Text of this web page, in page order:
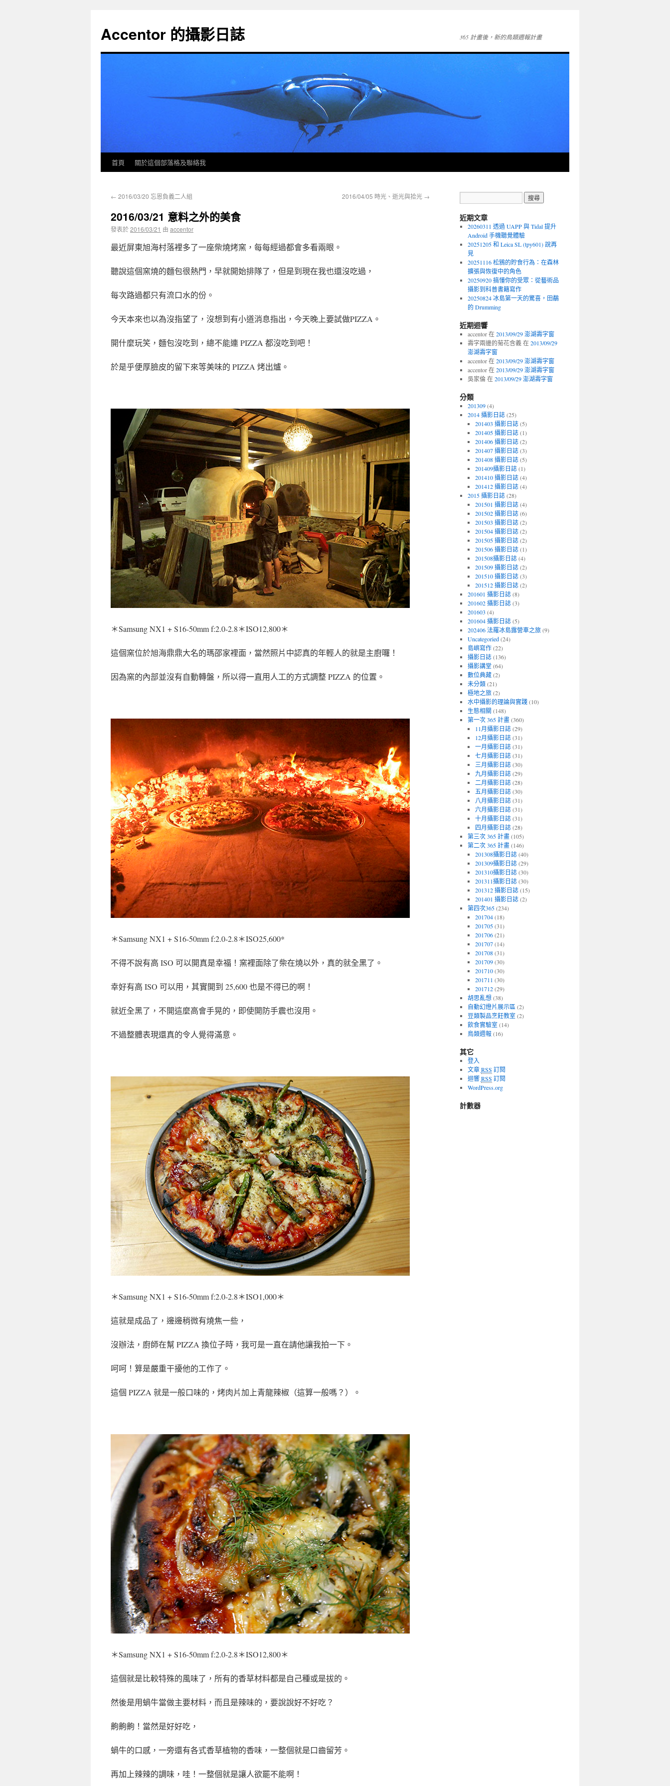
Accentor 的攝影日誌 365 計畫後，新的鳥類週報計畫
首頁 關於這個部落格及聯絡我
← 2016/03/20 忘恩負義二人組 2016/04/05 時光、逝光與拾光 →
2016/03/21 意料之外的美食
發表於2016/03/21 由 accentor
最近屏東旭海村落裡多了一座柴燒烤窯，每每經過都會多看兩眼。
聽說這個窯燒的麵包很熱門，早就開始排隊了，但是到現在我也還沒吃過，
每次路過都只有流口水的份。
今天本來也以為沒指望了，沒想到有小道消息指出，今天晚上要試做PIZZA。
開什麼玩笑，麵包沒吃到，總不能連 PIZZA 都沒吃到吧！
於是乎便厚臉皮的留下來等美味的 PIZZA 烤出爐。
＊Samsung NX1 + S16-50mm f:2.0-2.8＊ISO12,800＊
這個窯位於旭海鼎鼎大名的瑪邵家裡面，當然照片中認真的年輕人的就是主廚囉！
因為窯的內部並沒有自動轉盤，所以得一直用人工的方式調整 PIZZA 的位置。
＊Samsung NX1 + S16-50mm f:2.0-2.8＊ISO25,600*
不得不說有高 ISO 可以開真是幸福！窯裡面除了柴在燒以外，真的就全黑了。
幸好有高 ISO 可以用，其實開到 25,600 也是不得已的啊！
就近全黑了，不開這麼高會手晃的，即使開防手震也沒用。
不過整體表現還真的令人覺得滿意。
＊Samsung NX1 + S16-50mm f:2.0-2.8＊ISO1,000＊
這就是成品了，邊邊稍微有燒焦一些，
沒辦法，廚師在幫 PIZZA 換位子時，我可是一直在請他讓我拍一下。
呵呵！算是嚴重干擾他的工作了。
這個 PIZZA 就是一般口味的，烤肉片加上青龍辣椒（這算一般嗎？）。
＊Samsung NX1 + S16-50mm f:2.0-2.8＊ISO12,800＊
這個就是比較特殊的風味了，所有的香草材料都是自己種或是拔的。
然後是用蝸牛當做主要材料，而且是辣味的，要說說好不好吃？
齁齁齁！當然是好好吃，
蝸牛的口感，一旁還有各式香草植物的香味，一整個就是口齒留芳。
再加上辣辣的調味，哇！一整個就是讓人欲罷不能啊！
近期文章
20260311 透過 UAPP 與 Tidal 提升
Android 手機聽覺體驗
20251205 和 Leica SL (tpy601) 說再
見
20251116 松鴉的貯食行為：在森林
擴張與恢復中的角色
20250920 搞懂你的受眾：從藝術品
攝影到科普書籍寫作
20250824 冰島第一天的驚喜，田鷸
的 Drumming
近期迴響
accentor 在2013/09/29 澎湖壽字窗
壽字兩邊的菊花含義 在2013/09/29
澎湖壽字窗
accentor 在2013/09/29 澎湖壽字窗
accentor 在2013/09/29 澎湖壽字窗
吳家倫 在2013/09/29 澎湖壽字窗
分類
201309(4)
2014 攝影日誌(25)
201403 攝影日誌(5)
201405 攝影日誌(1)
201406 攝影日誌(2)
201407 攝影日誌(3)
201408 攝影日誌(5)
201409攝影日誌(1)
201410 攝影日誌(4)
201412 攝影日誌(4)
2015 攝影日誌(28)
201501 攝影日誌(4)
201502 攝影日誌(6)
201503 攝影日誌(2)
201504 攝影日誌(2)
201505 攝影日誌(2)
201506 攝影日誌(1)
201508攝影日誌(4)
201509 攝影日誌(2)
201510 攝影日誌(3)
201512 攝影日誌(2)
201601 攝影日誌(8)
201602 攝影日誌(3)
201603 (4)
201604 攝影日誌(5)
202406 法羅冰島露營車之旅(9)
Uncategoried(24)
島嶼寫作(22)
攝影日誌(136)
攝影講堂(64)
數位典藏(2)
未分類(21)
極地之旅(2)
水中攝影的理論與實踐(10)
生態相關 (148)
第一次 365 計畫(360)
11月攝影日誌(29)
12月攝影日誌(31)
一月攝影日誌(31)
七月攝影日誌(31)
三月攝影日誌(30)
九月攝影日誌(29)
二月攝影日誌(28)
五月攝影日誌(30)
八月攝影日誌(31)
六月攝影日誌(31)
十月攝影日誌(31)
四月攝影日誌(28)
第三次 365 計畫(105)
第二次 365 計畫(146)
201308攝影日誌(40)
201309攝影日誌(29)
201310攝影日誌(30)
201311攝影日誌(30)
201312 攝影日誌(15)
201401 攝影日誌(2)
第四次365(234)
201704(18)
201705(31)
201706(21)
201707(14)
201708(31)
201709(30)
201710(30)
201711 (30)
201712(29)
胡思亂想 (38)
自動幻燈片展示區 (2)
豆類製品烹飪教室(2)
飲食實驗室(14)
鳥類週報 (16)
其它
登入
文章RSS 訂閱
迴響RSS 訂閱
WordPress.org
計數器